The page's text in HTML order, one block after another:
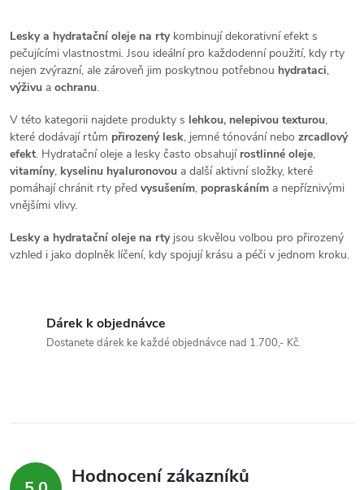
d
a
c
í
p
r
v
k
i
á
n
k
v
á
n
í
Lesky a hydratační oleje na rtykombinují dekorativní efekt s
pečujícími vlastnostmi. Jsou ideální pro každodenní použití, kdy rty
nejen zvýrazní, ale zároveň jim poskytnou potřebnou hydrataci,
výživu a ochranu.
V této kategorii najdete produkty s lehkou, nelepivou texturou,
které dodávají rtům přirozený lesk, jemné tónování nebo zrcadlový
efekt. Hydratační oleje a lesky často obsahují rostlinné oleje,
vitamíny, kyselinu hyaluronovou a další aktivní složky, které
pomáhají chránit rty před vysušením, popraskáním a nepříznivými
vnějšími vlivy.
Lesky a hydratační oleje na rtyjsou skvělou volbou pro přirozený
vzhled i jako doplněk líčení, kdy spojují krásu a péči v jednom kroku.
Dárek k objednávce
Dostanete dárek ke každé objednávce nad 1.700,- Kč.
Hodnocení zákazníků